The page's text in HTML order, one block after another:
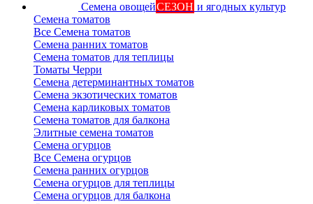
Семена овощейСЕЗОН и ягодных культур
Семена томатов
Все Семена томатов
Семена ранних томатов
Семена томатов для теплицы
Томаты Черри
Семена детерминантных томатов
Семена экзотических томатов
Семена карликовых томатов
Семена томатов для балкона
Элитные семена томатов
Семена огурцов
Все Семена огурцов
Семена ранних огурцов
Семена огурцов для теплицы
Семена огурцов для балкона